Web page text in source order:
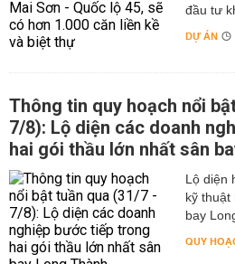
đầu tư
DỰ ÁN
Thông tin quy hoạch nổi
7/8): Lộ diện các doanh
hai gói thầu lớn nhất sân
Lộ diện
kỹ thuật
bay
QUY